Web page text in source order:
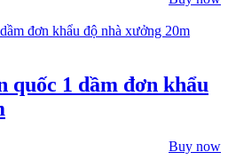
quốc 1 dầm đơn khẩu
Buy now